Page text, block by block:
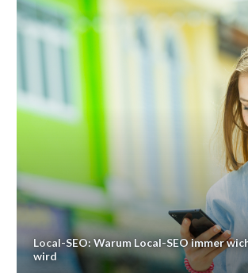
Local-SEO: Warum Local-SEO immer
wird